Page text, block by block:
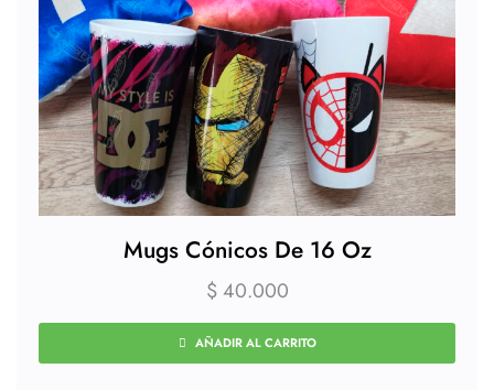
Mugs Cónicos De 16 Oz
$40.000
AÑADIR AL CARRITO